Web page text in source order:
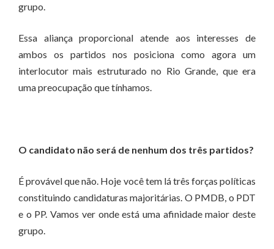
grupo.
Essa aliança proporcional atende aos interesses de
ambos os partidos nos posiciona como agora um
interlocutor mais estruturado no Rio Grande, que era
uma preocupação que tínhamos.
O candidato não será de nenhum dos três partidos?
É provável que não. Hoje você tem lá três forças políticas
constituindo candidaturas majoritárias. O PMDB, o PDT
e o PP. Vamos ver onde está uma afinidade maior deste
grupo.